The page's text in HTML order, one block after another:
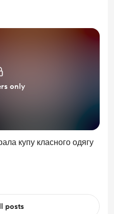
only
купу класного одягу
posts